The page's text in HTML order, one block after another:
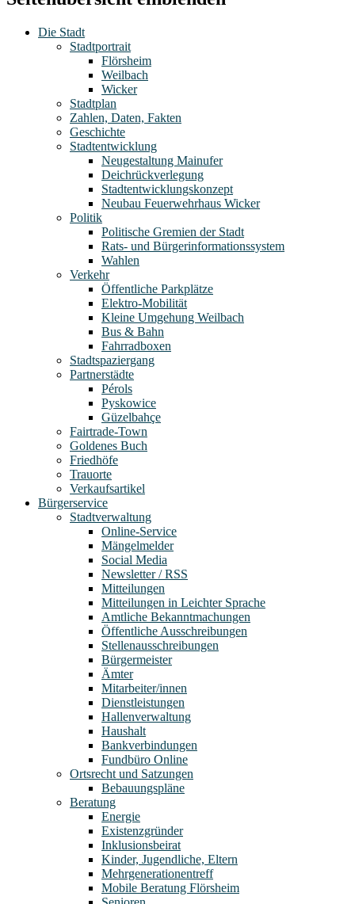
Die Stadt
Stadtportrait
Flörsheim
Weilbach
Wicker
Stadtplan
Zahlen, Daten, Fakten
Geschichte
Stadtentwicklung
Neugestaltung Mainufer
Deichrückverlegung
Stadtentwicklungskonzept
Neubau Feuerwehrhaus Wicker
Politik
Politische Gremien der Stadt
Rats- und Bürgerinformationssystem
Wahlen
Verkehr
Öffentliche Parkplätze
Elektro-Mobilität
Kleine Umgehung Weilbach
Bus & Bahn
Fahrradboxen
Stadtspaziergang
Partnerstädte
Pérols
Pyskowice
Güzelbahçe
Fairtrade-Town
Goldenes Buch
Friedhöfe
Trauorte
Verkaufsartikel
Bürgerservice
Stadtverwaltung
Online-Service
Mängelmelder
Social Media
Newsletter / RSS
Mitteilungen
Mitteilungen in Leichter Sprache
Amtliche Bekanntmachungen
Öffentliche Ausschreibungen
Stellenausschreibungen
Bürgermeister
Ämter
Mitarbeiter/innen
Dienstleistungen
Hallenverwaltung
Haushalt
Bankverbindungen
Fundbüro Online
Ortsrecht und Satzungen
Bebauungspläne
Beratung
Energie
Existenzgründer
Inklusionsbeirat
Kinder, Jugendliche, Eltern
Mehrgenerationentreff
Mobile Beratung Flörsheim